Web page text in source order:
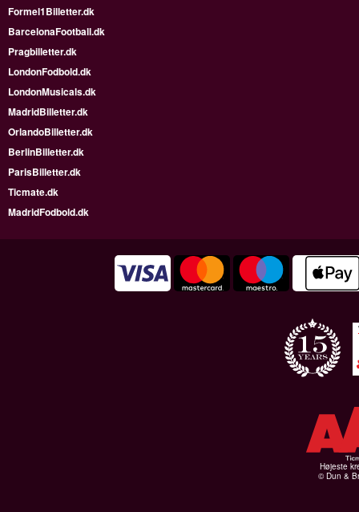
Formel1Billetter.dk
BarcelonaFootball.dk
Pragbilletter.dk
LondonFodbold.dk
LondonMusicals.dk
MadridBilletter.dk
OrlandoBilletter.dk
BerlinBilletter.dk
ParisBilletter.dk
Ticmate.dk
MadridFodbold.dk
Højeste
© Dun &